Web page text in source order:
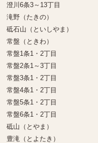
澄川6条3～13丁目
滝野（たきの）
砥石山（といしやま）
常盤（ときわ）
常盤1条1・2丁目
常盤2条1～3丁目
常盤3条1・2丁目
常盤4条1・2丁目
常盤5条1・2丁目
常盤6条1・2丁目
砥山（とやま）
豊滝（とよたき）